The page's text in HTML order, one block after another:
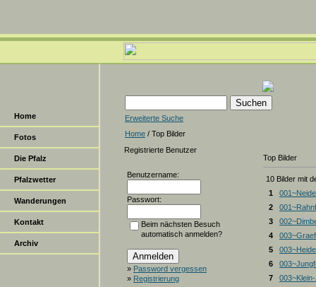
Home
Fotos
Die Pfalz
Pfalzwetter
Wanderungen
Kontakt
Archiv
Erweiterte Suche
Home / Top Bilder
Registrierte Benutzer
Benutzername:
Passwort:
Beim nächsten Besuch
automatisch anmelden?
» Password vergessen
» Registrierung
Top Bilder
10 Bilder mit
1
2
3
4
5
6
7